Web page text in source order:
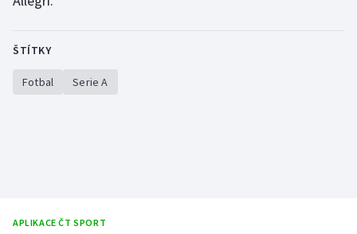
Stolní tenis
ŠTÍTKY
Fotbal Serie A
APLIKACE ČT SPORT